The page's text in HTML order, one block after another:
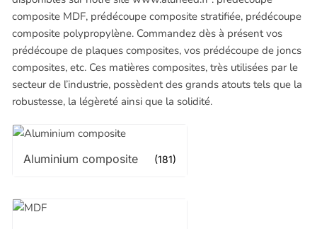
composite MDF, prédécoupe composite stratifiée, prédécoupe
composite polypropylène. Commandez dès à présent vos
prédécoupe de plaques composites, vos prédécoupe de joncs
composites, etc. Ces matières composites, très utilisées par le
secteur de l’industrie, possèdent des grands atouts tels que la
robustesse, la légèreté ainsi que la solidité.
Aluminium composite (181)